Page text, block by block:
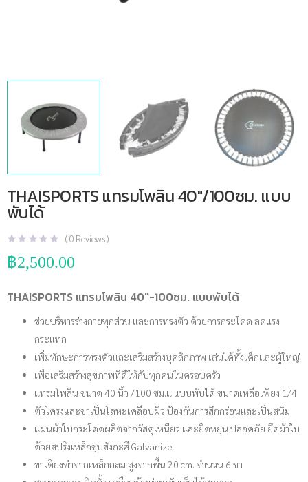
THAISPORTS แทรมโพลิน 40″/100ซม. แบบ
พับได้
(0 Reviews )
฿2,500.00
THAISPORTS แทรมโพลิน 40″-100ซม. แบบพับได้
ช่วยบริหารร่างกายทุกส่วน และการทรงตัว ด้วยการกระโดด ลดแรง
กระแทก
เพิ่มทักษะการทรงตัวและเสริมสร้างบุคลิกภาพ เล่นได้ทั้งเด็กและผู้ใหญ่
เพื่อเสริมสร้างสุขภาพที่ดีให้กับทุกคนในครอบครัว
แทรมโพลิน ขนาด 40 นิ้ว /100 ซม.แ แบบพับได้ ขนาดเหลือเพียง 1/4
ตัวโครงและขาเป็นโลหะเคลือบผิว ป้องกันการสึกกร่อนและเป็นสนิม
แผ่นผ้าใบกระโดดผลิตจากวัสดุเหนียว และยืดหยุ่น ปลอดภัย ยึดผ้าใบ
ด้วยสปริงเหล็กชุบสังกะสี Galvanize
ขาเตียงทำจากเหล็กกลม สูงจากพื้น 20 cm. จำนวน 6 ขา